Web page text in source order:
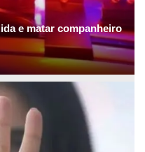
e matar companheiro